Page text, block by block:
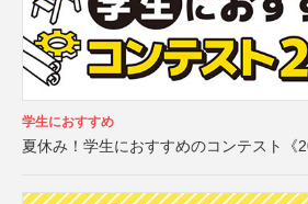
学生におすすめ
夏休み！学生におすすめのコンテスト《